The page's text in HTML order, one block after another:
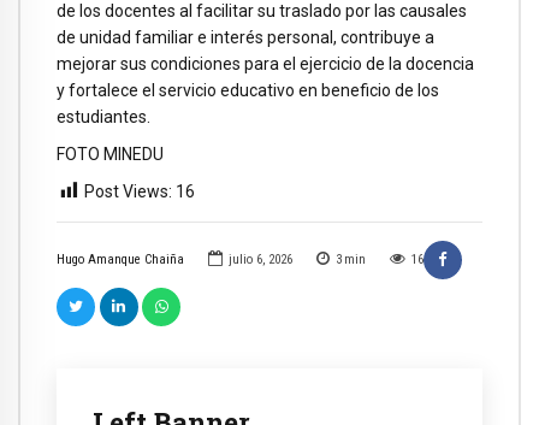
Hugo Amanque Chaiña julio 6, 2026 3 min 16
de los docentes al facilitar su traslado por las causales
de unidad familiar e interés personal, contribuye a
mejorar sus condiciones para el ejercicio de la docencia
y fortalece el servicio educativo en beneficio de los
estudiantes.
FOTO MINEDU
Post Views: 16